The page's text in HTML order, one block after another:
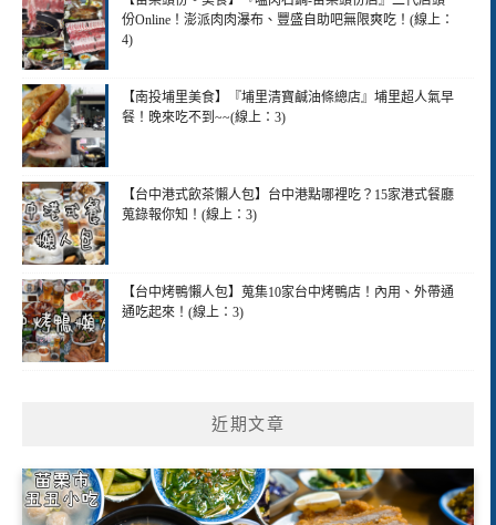
份Online！澎派肉肉瀑布、豐盛自助吧無限爽吃！(線上：
4)
【南投埔里美食】『埔里清寶鹹油條總店』埔里超人氣早
餐！晚來吃不到~~(線上：3)
【台中港式飲茶懶人包】台中港點哪裡吃？15家港式餐廳
蒐錄報你知！(線上：3)
【台中烤鴨懶人包】蒐集10家台中烤鴨店！內用、外帶通
通吃起來！(線上：3)
近期文章